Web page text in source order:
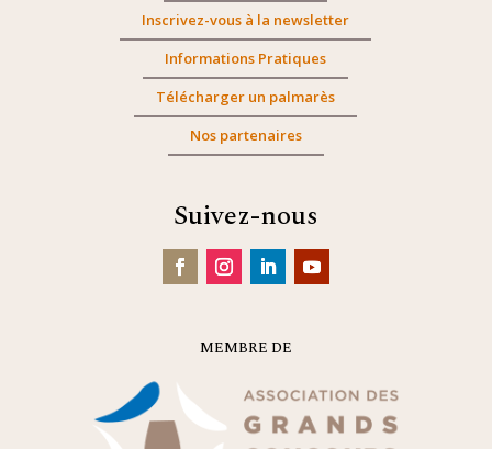
Inscrivez-vous à la newsletter
Informations Pratiques
Télécharger un palmarès
Nos partenaires
Suivez-nous
MEMBRE DE